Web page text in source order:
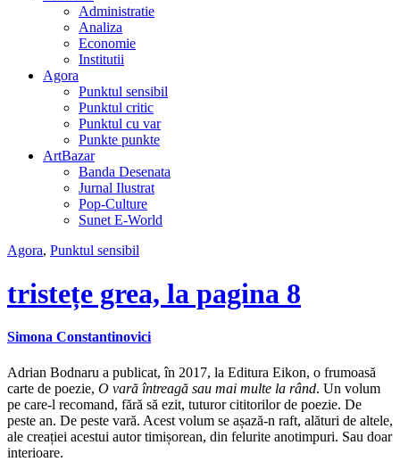
Administratie
Analiza
Economie
Institutii
Agora
Punktul sensibil
Punktul critic
Punktul cu var
Punkte punkte
ArtBazar
Banda Desenata
Jurnal Ilustrat
Pop-Culture
Sunet E-World
Agora, Punktul sensibil
tristețe grea, la pagina 8
Simona Constantinovici
Adrian Bodnaru a publicat, în 2017, la Editura Eikon, o frumoasă
carte de poezie, O vară întreagă sau mai multe la rând. Un volum
pe care-l recomand, fără să ezit, tuturor cititorilor de poezie. De
peste an. De peste vară. Acest volum se așază-n raft, alături de altele,
ale creației acestui autor timișorean, din felurite anotimpuri. Sau doar
interioare.